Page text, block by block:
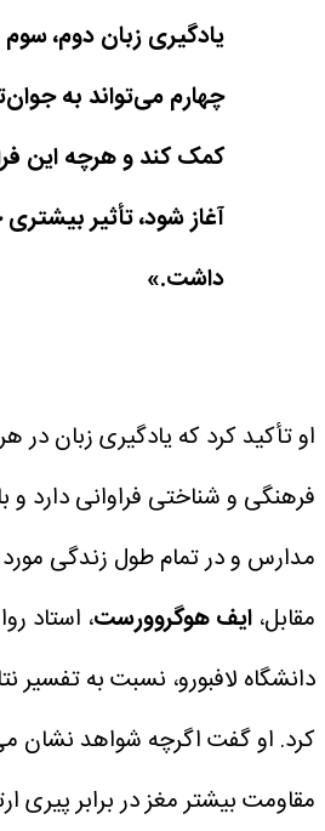
یادگیری زبان دوم،
چهارم می‌تواند به
کمک کند و هرچه این
آغاز شود، تأثیر
داشت.»
او تأکید کرد که یادگیری زبان در
فرهنگی و شناختی فراوانی دارد و
مدارس و در تمام طول زندگی مورد
مقابل، ایف هوگروورست، استاد
دانشگاه لافبورو، نسبت به تفسیر
کرد. او گفت اگرچه شواهد نشان
مقاومت بیشتر مغز در برابر پیری